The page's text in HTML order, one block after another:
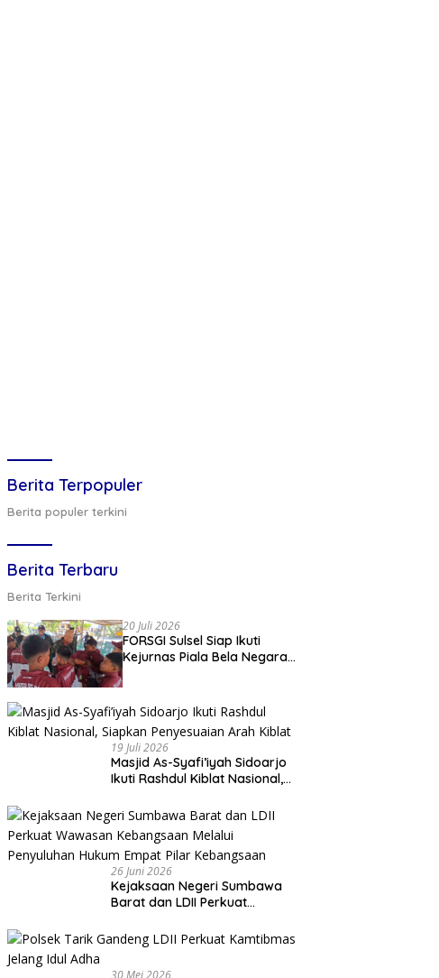
Berita Terpopuler
Berita populer terkini
Berita Terbaru
Berita Terkini
20 Juli 2026
FORSGI Sulsel Siap Ikuti
Kejurnas Piala Bela Negara
19 Juli 2026
Masjid As-Syafi’iyah Sidoarjo
Ikuti Rashdul Kiblat Nasional,
Kiblat
26 Juni 2026
Kejaksaan Negeri Sumbawa
Barat dan LDII Perkuat
Penyuluhan Hukum Empat Pilar
Kebangsaan
30 Mei 2026